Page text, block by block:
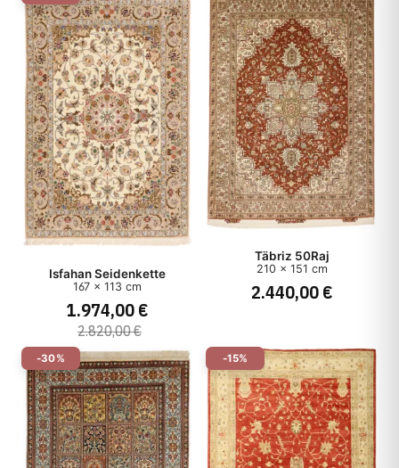
Isfahan Seidenkette
167 x 113 cm
1.974,00 €
2.820,00 €
Täbriz 50Raj
210 x 151 cm
2.440,00 €
-30% -15%